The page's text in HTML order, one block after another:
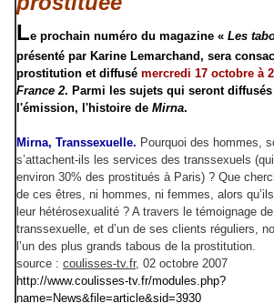
Le prochain numéro du magazine « Les
présenté par Karine Lemarchand, sera
prostitution et diffusé mercredi 17 octobre à
France 2. Parmi les sujets qui seront
l'émission, l'histoire de Mirna.
Mirna, Transsexuelle. Pourquoi des hommes,
s’attachent-ils les services des transsexuels
environ 30% des prostitués à Paris) ? Que
de ces êtres, ni hommes, ni femmes, alors
leur hétérosexualité ? A travers le témoignage de
transsexuelle, et d’un de ses clients réguliers,
l’un des plus grands tabous de la prostitution.
source : coulisses-tv.fr, 02 octobre 2007
http://www.coulisses-tv.fr/modules.php?
name=News&file=article&sid=3930